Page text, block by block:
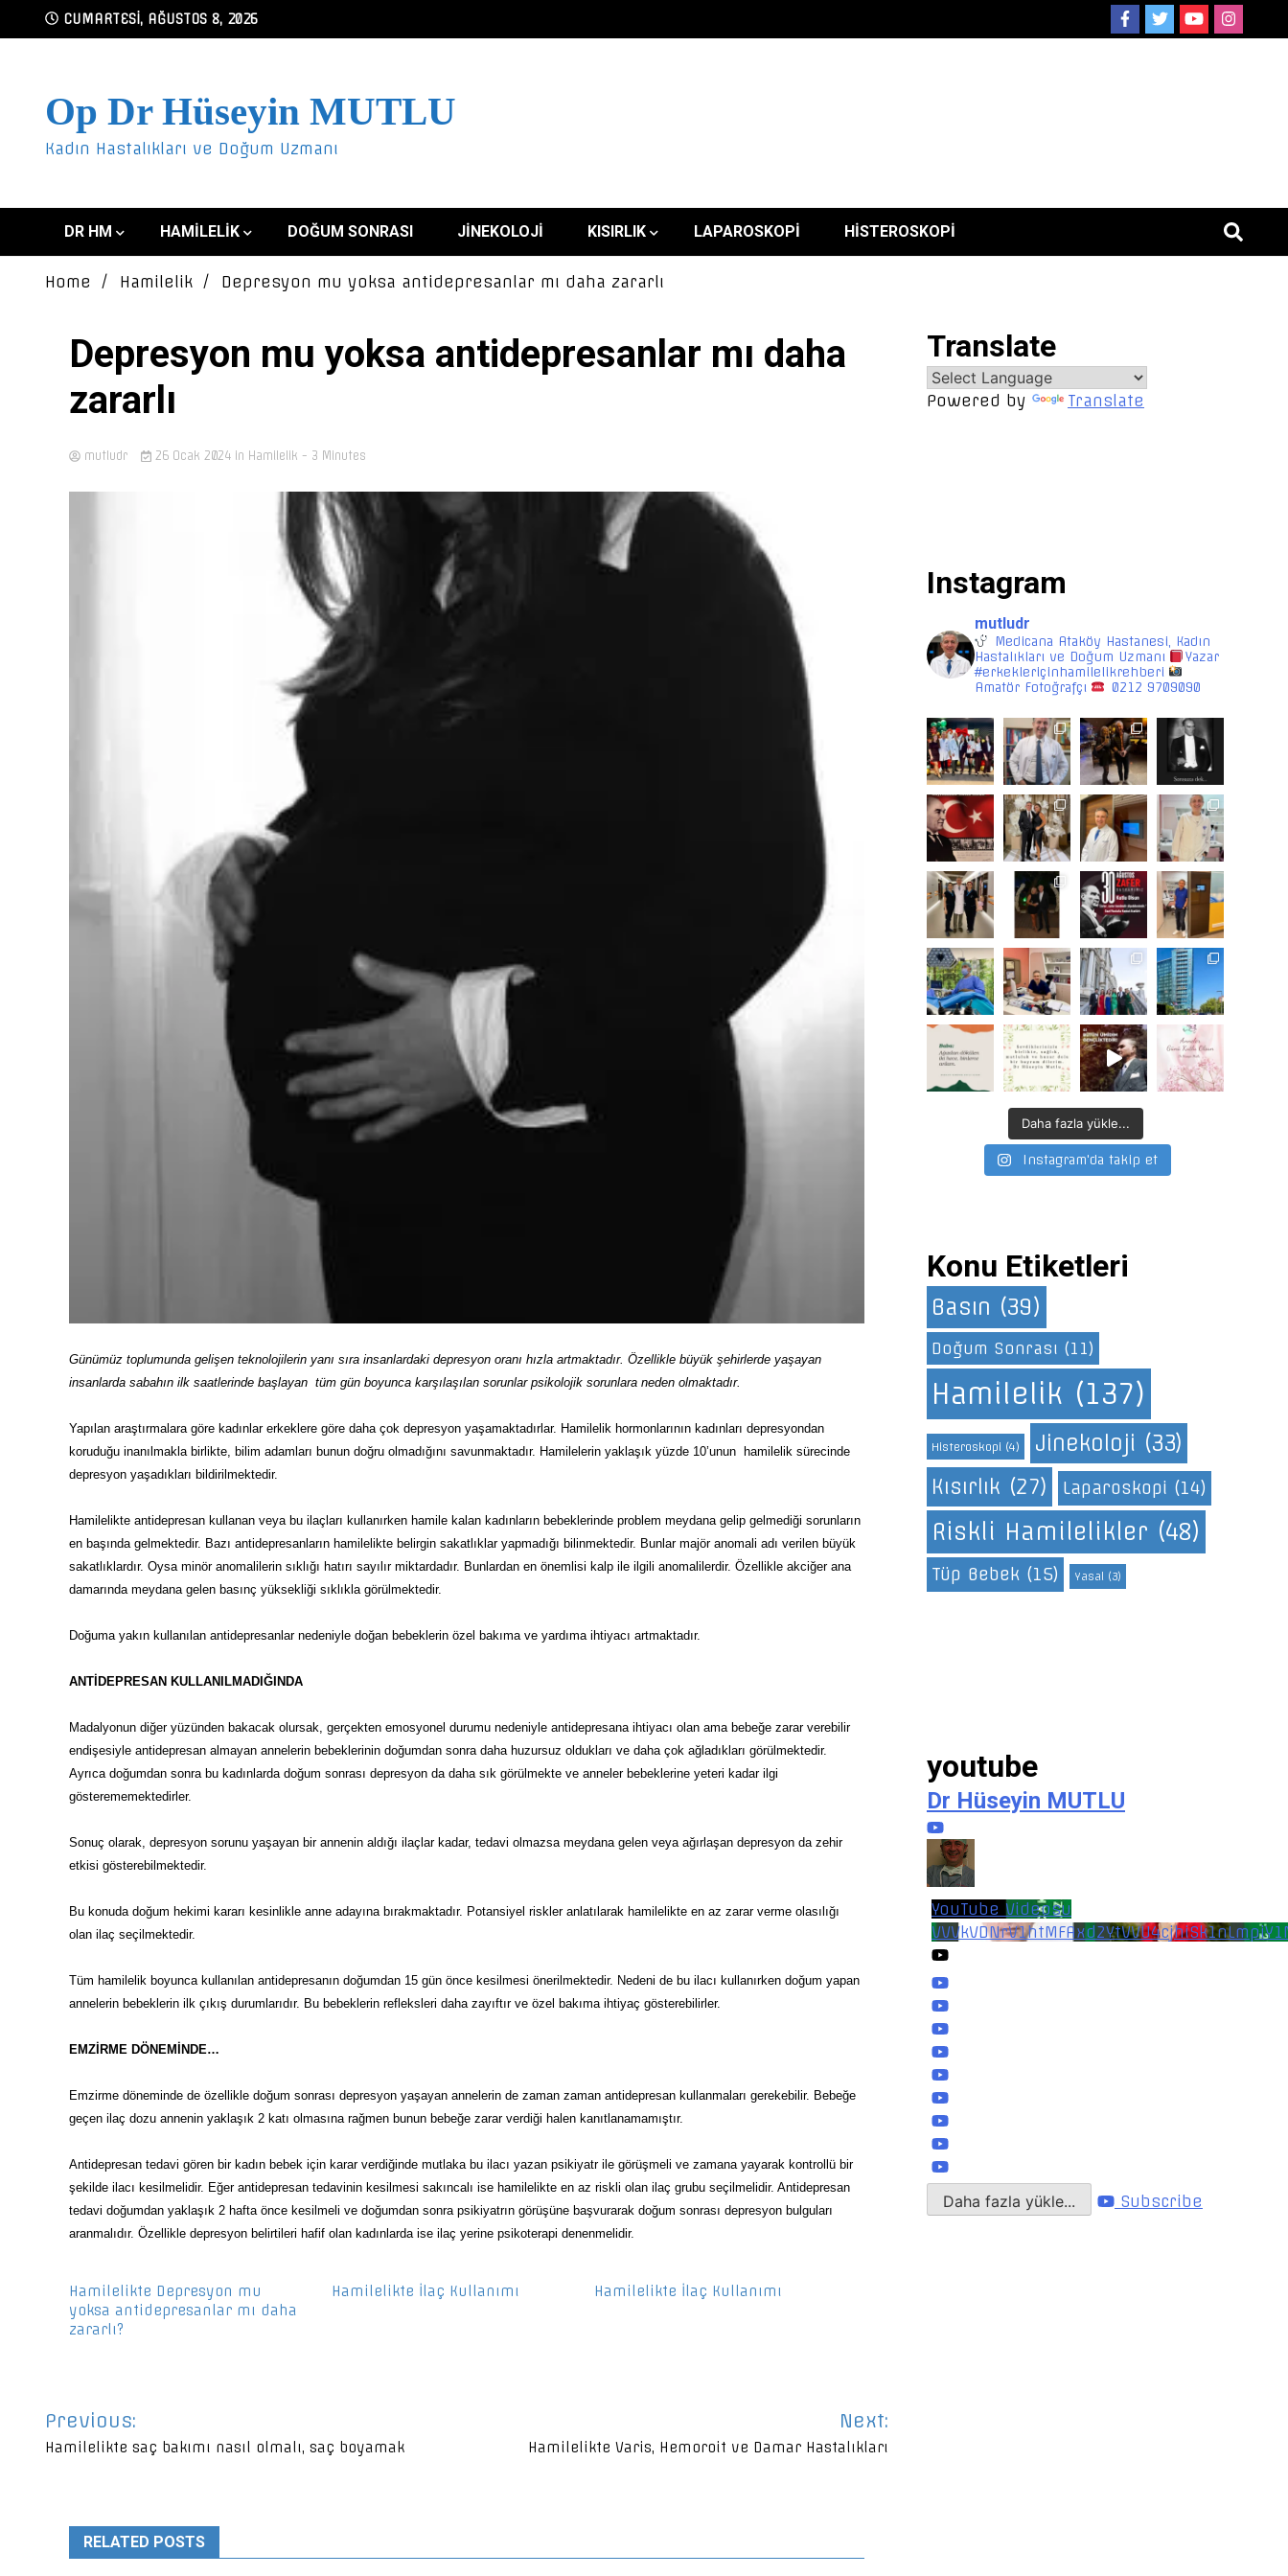
to
CUMARTESI, AĞUSTOS 8, 2026
Op Dr Hüseyin MUTLU
Kadın Hastalıkları ve Doğum Uzmanı
DR HM HAMILELIK DOĞUM SONRASI JINEKOLOJI KISIRLIK LAPAROSKOPI HISTEROSKOPI
Home Hamilelik Depresyon mu yoksa antidepresanlar mı daha zararlı
Depresyon mu yoksa antidepresanlar mı daha
zararlı
mutludr 26 Ocak 2024 in Hamilelik - 3 Minutes
Günümüz toplumunda gelişen teknolojilerin yanı sıra insanlardaki depresyon oranı hızla artmaktadır. Özellikle büyük şehirlerde yaşayan
insanlarda sabahın ilk saatlerinde başlayan tüm gün boyunca karşılaşılan sorunlar psikolojik sorunlara neden olmaktadır.
Yapılan araştırmalara göre kadınlar erkeklere göre daha çok depresyon yaşamaktadırlar. Hamilelik hormonlarının kadınları depresyondan
koruduğu inanılmakla birlikte, bilim adamları bunun doğru olmadığını savunmaktadır. Hamilelerin yaklaşık yüzde 10’unun hamilelik sürecinde
depresyon yaşadıkları bildirilmektedir.
Hamilelikte antidepresan kullanan veya bu ilaçları kullanırken hamile kalan kadınların bebeklerinde problem meydana gelip gelmediği sorunların
en başında gelmektedir. Bazı antidepresanların hamilelikte belirgin sakatlıklar yapmadığı bilinmektedir. Bunlar majör anomali adı verilen büyük
sakatlıklardır. Oysa minör anomalilerin sıklığı hatırı sayılır miktardadır. Bunlardan en önemlisi kalp ile ilgili anomalilerdir. Özellikle akciğer ana
damarında meydana gelen basınç yüksekliği sıklıkla görülmektedir.
Doğuma yakın kullanılan antidepresanlar nedeniyle doğan bebeklerin özel bakıma ve yardıma ihtiyacı artmaktadır.
ANTİDEPRESAN KULLANILMADIĞINDA
Madalyonun diğer yüzünden bakacak olursak, gerçekten emosyonel durumu nedeniyle antidepresana ihtiyacı olan ama bebeğe zarar verebilir
endişesiyle antidepresan almayan annelerin bebeklerinin doğumdan sonra daha huzursuz oldukları ve daha çok ağladıkları görülmektedir.
Ayrıca doğumdan sonra bu kadınlarda doğum sonrası depresyon da daha sık görülmekte ve anneler bebeklerine yeteri kadar ilgi
gösterememektedirler.
Sonuç olarak, depresyon sorunu yaşayan bir annenin aldığı ilaçlar kadar, tedavi olmazsa meydana gelen veya ağırlaşan depresyon da zehir
etkisi gösterebilmektedir.
Bu konuda doğum hekimi kararı kesinlikle anne adayına bırakmaktadır. Potansiyel riskler anlatılarak hamilelikte en az zarar verme olasılığı
olan ilaç seçilmektedir.
Tüm hamilelik boyunca kullanılan antidepresanın doğumdan 15 gün önce kesilmesi önerilmektedir. Nedeni de bu ilacı kullanırken doğum yapan
annelerin bebeklerin ilk çıkış durumlarıdır. Bu bebeklerin refleksleri daha zayıftır ve özel bakıma ihtiyaç gösterebilirler.
EMZİRME DÖNEMİNDE…
Emzirme döneminde de özellikle doğum sonrası depresyon yaşayan annelerin de zaman zaman antidepresan kullanmaları gerekebilir. Bebeğe
geçen ilaç dozu annenin yaklaşık 2 katı olmasına rağmen bunun bebeğe zarar verdiği halen kanıtlanamamıştır.
Antidepresan tedavi gören bir kadın bebek için karar verdiğinde mutlaka bu ilacı yazan psikiyatr ile görüşmeli ve zamana yayarak kontrollü bir
şekilde ilacı kesilmelidir. Eğer antidepresan tedavinin kesilmesi sakıncalı ise hamilelikte en az riskli olan ilaç grubu seçilmelidir. Antidepresan
tedavi doğumdan yaklaşık 2 hafta önce kesilmeli ve doğumdan sonra psikiyatrın görüşüne başvurarak doğum sonrası depresyon bulguları
aranmalıdır. Özellikle depresyon belirtileri hafif olan kadınlarda ise ilaç yerine psikoterapi denenmelidir.
Hamilelikte Depresyon mu
yoksa antidepresanlar mı daha
zararlı?
Hamilelikte İlaç Kullanımı Hamilelikte İlaç Kullanımı
Yazı
gezinmesi
Previous:
Hamilelikte saç bakımı nasıl olmalı, saç boyamak
Next:
Hamilelikte Varis, Hemoroit ve Damar Hastalıkları
RELATED POSTS
Translate
Powered by Translate
Instagram
mutludr
Medicana Ataköy Hastanesi, Kadın
Hastalıkları ve Doğum Uzmanı
Yazar
#erkekleriçinhamilelikrehberi
Amatör Fotoğrafçı
0212 9709090
Daha fazla yükle...
Instagram'da takip et
Konu Etiketleri
Basın (39)
Doğum Sonrası (11)
Hamilelik (137)
Histeroskopi (4) Jinekoloji (33)
Kısırlık (27) Laparoskopi (14)
Riskli Hamilelikler (48)
Tüp Bebek (15) Yasal (3)
youtube
Dr Hüseyin MUTLU
YouTube Videosu
Daha fazla yükle... Subscribe